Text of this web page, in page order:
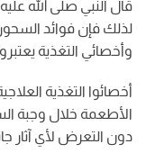
قال النبي صلى الله
لذلك فإن فوائد
وأخصائي التغذية
أخصائوا التغذية
الأطعمة خلال وجبة
دون التعرض لأي آثار